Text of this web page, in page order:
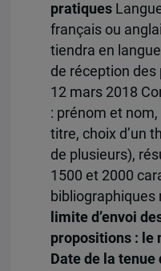
pratiques
français ou
tiendra en
de réception des
12 mars 2018
: prénom et
titre, choix d’un
de plusieurs),
1500 et 2000
bibliographiques
limite d’envoi
propositions : le
Date de la